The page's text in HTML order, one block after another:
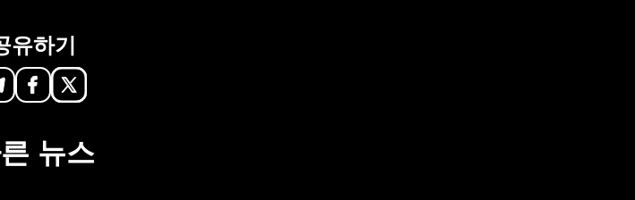
유하기
뉴스